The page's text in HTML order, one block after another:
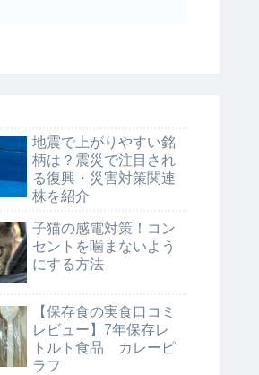
地震で上がりやすい銘
柄は？震災で注目され
る復興・災害対策関連
株を紹介
子猫の感電対策！コン
セントを噛まないよう
にする方法
【保存食の実食口コミ
レビュー】7年保存レ
トルト食品 カレーピ
ラフ